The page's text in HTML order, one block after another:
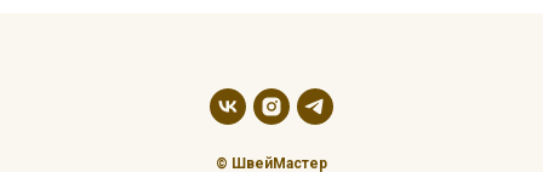
© ШвейМастер